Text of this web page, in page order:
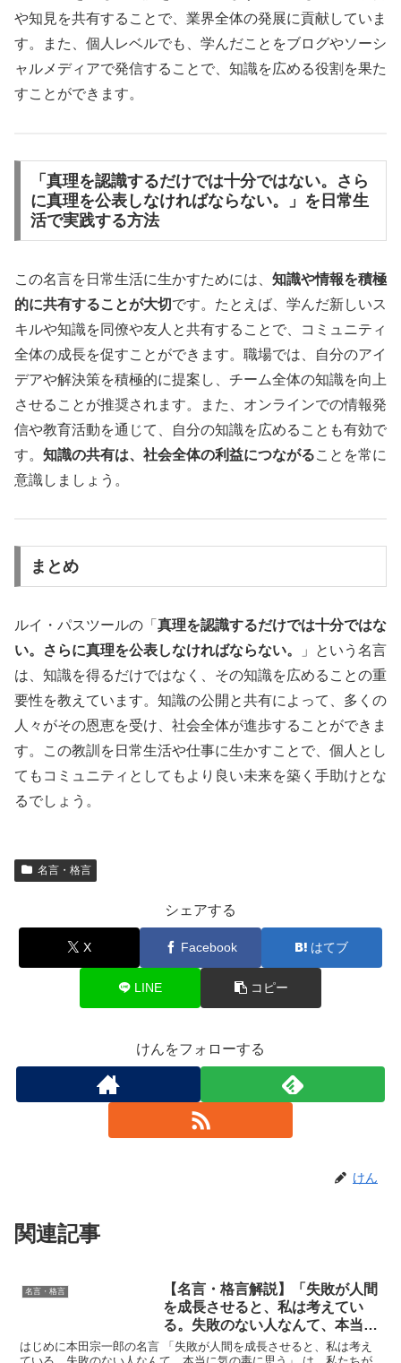
や知見を共有することで、業界全体の発展に貢献していま
す。また、個人レベルでも、学んだことをブログやソーシ
ャルメディアで発信することで、知識を広める役割を果た
すことができます。
「真理を認識するだけでは十分ではない。さら
に真理を公表しなければならない。」を日常生
活で実践する方法
この名言を日常生活に生かすためには、 知識や情報を積極
的に共有することが大切 です。たとえば、学んだ新しいス
キルや知識を同僚や友人と共有することで、コミュニティ
全体の成長を促すことができます。職場では、自分のアイ
デアや解決策を積極的に提案し、チーム全体の知識を向上
させることが推奨されます。また、オンラインでの情報発
信や教育活動を通じて、自分の知識を広めることも有効で
す。 知識の共有は、社会全体の利益につながることを常に
意識しましょう。
まとめ
ルイ・パスツールの「 真理を認識するだけでは十分ではな
い。さらに真理を公表しなければならない。
」という名言
は、知識を得るだけではなく、その知識を広めることの重
要性を教えています。知識の公開と共有によって、多くの
人々がその恩恵を受け、社会全体が進歩することができま
す。この教訓を日常生活や仕事に生かすことで、個人とし
てもコミュニティとしてもより良い未来を築く手助けとな
るでしょう。
名言・格言
シェアする
X Facebook はてブ
LINE コピー
けんをフォローする
けん
関連記事
名言・格言
【名言・格言解説】「失敗が人間
を成長させると、私は考えてい
る。失敗のない人なんて、本当に
気の毒に思う」by 本田宗一郎の
はじめに本田宗一郎の名言 「失敗が人間を成長させると、私は考え